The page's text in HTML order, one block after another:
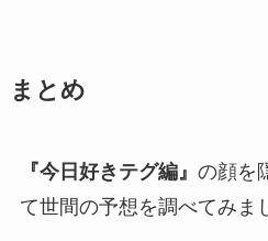
まとめ
『今日好きテグ編』 の顔を
て世間の予想を調べてみま